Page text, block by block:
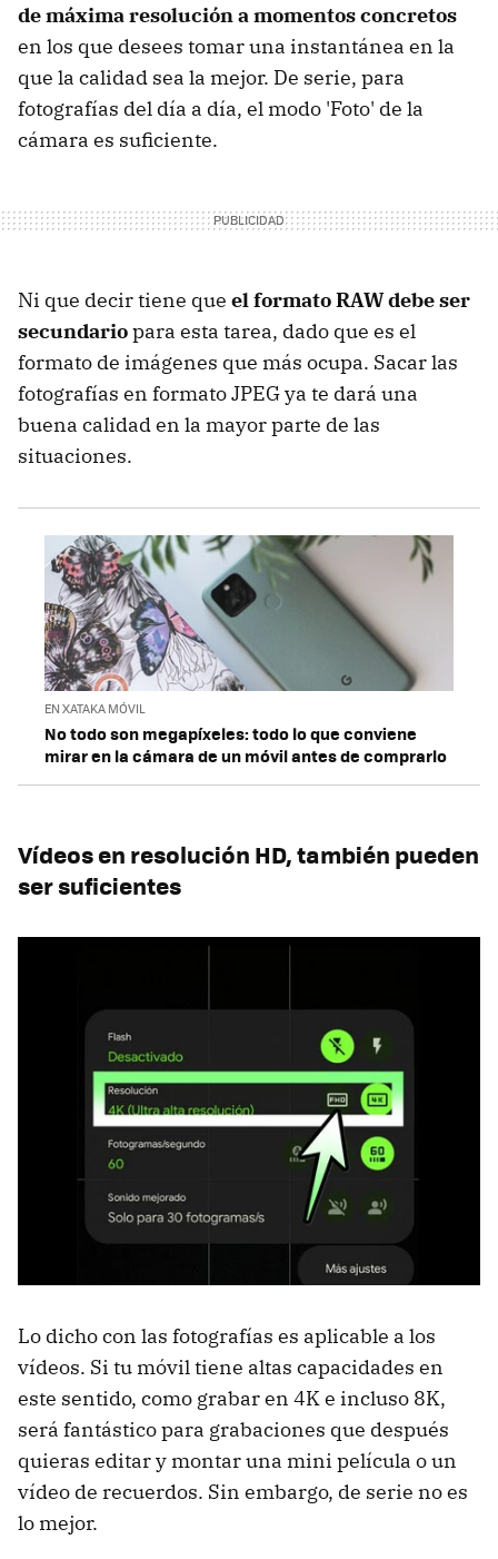
de máxima resolución a momentos concretos
en los que desees tomar una instantánea en la
que la calidad sea la mejor. De serie, para
fotografías del día a día, el modo 'Foto' de la
cámara es suficiente.
Ni que decir tiene que el formato RAW debe ser
secundariopara esta tarea, dado que es el
formato de imágenes que más ocupa. Sacar las
fotografías en formato JPEG ya te dará una
buena calidad en la mayor parte de las
situaciones.
EN XATAKA MÓVIL
No todo son megapíxeles: todo lo que conviene
mirar en la cámara de un móvil antes de comprarlo
Vídeos en resolución HD, también pueden
ser suficientes
Lo dicho con las fotografías es aplicable a los
vídeos. Si tu móvil tiene altas capacidades en
este sentido, como grabar en 4K e incluso 8K,
será fantástico para grabaciones que después
quieras editar y montar una mini película o un
vídeo de recuerdos. Sin embargo, de serie no es
lo mejor.